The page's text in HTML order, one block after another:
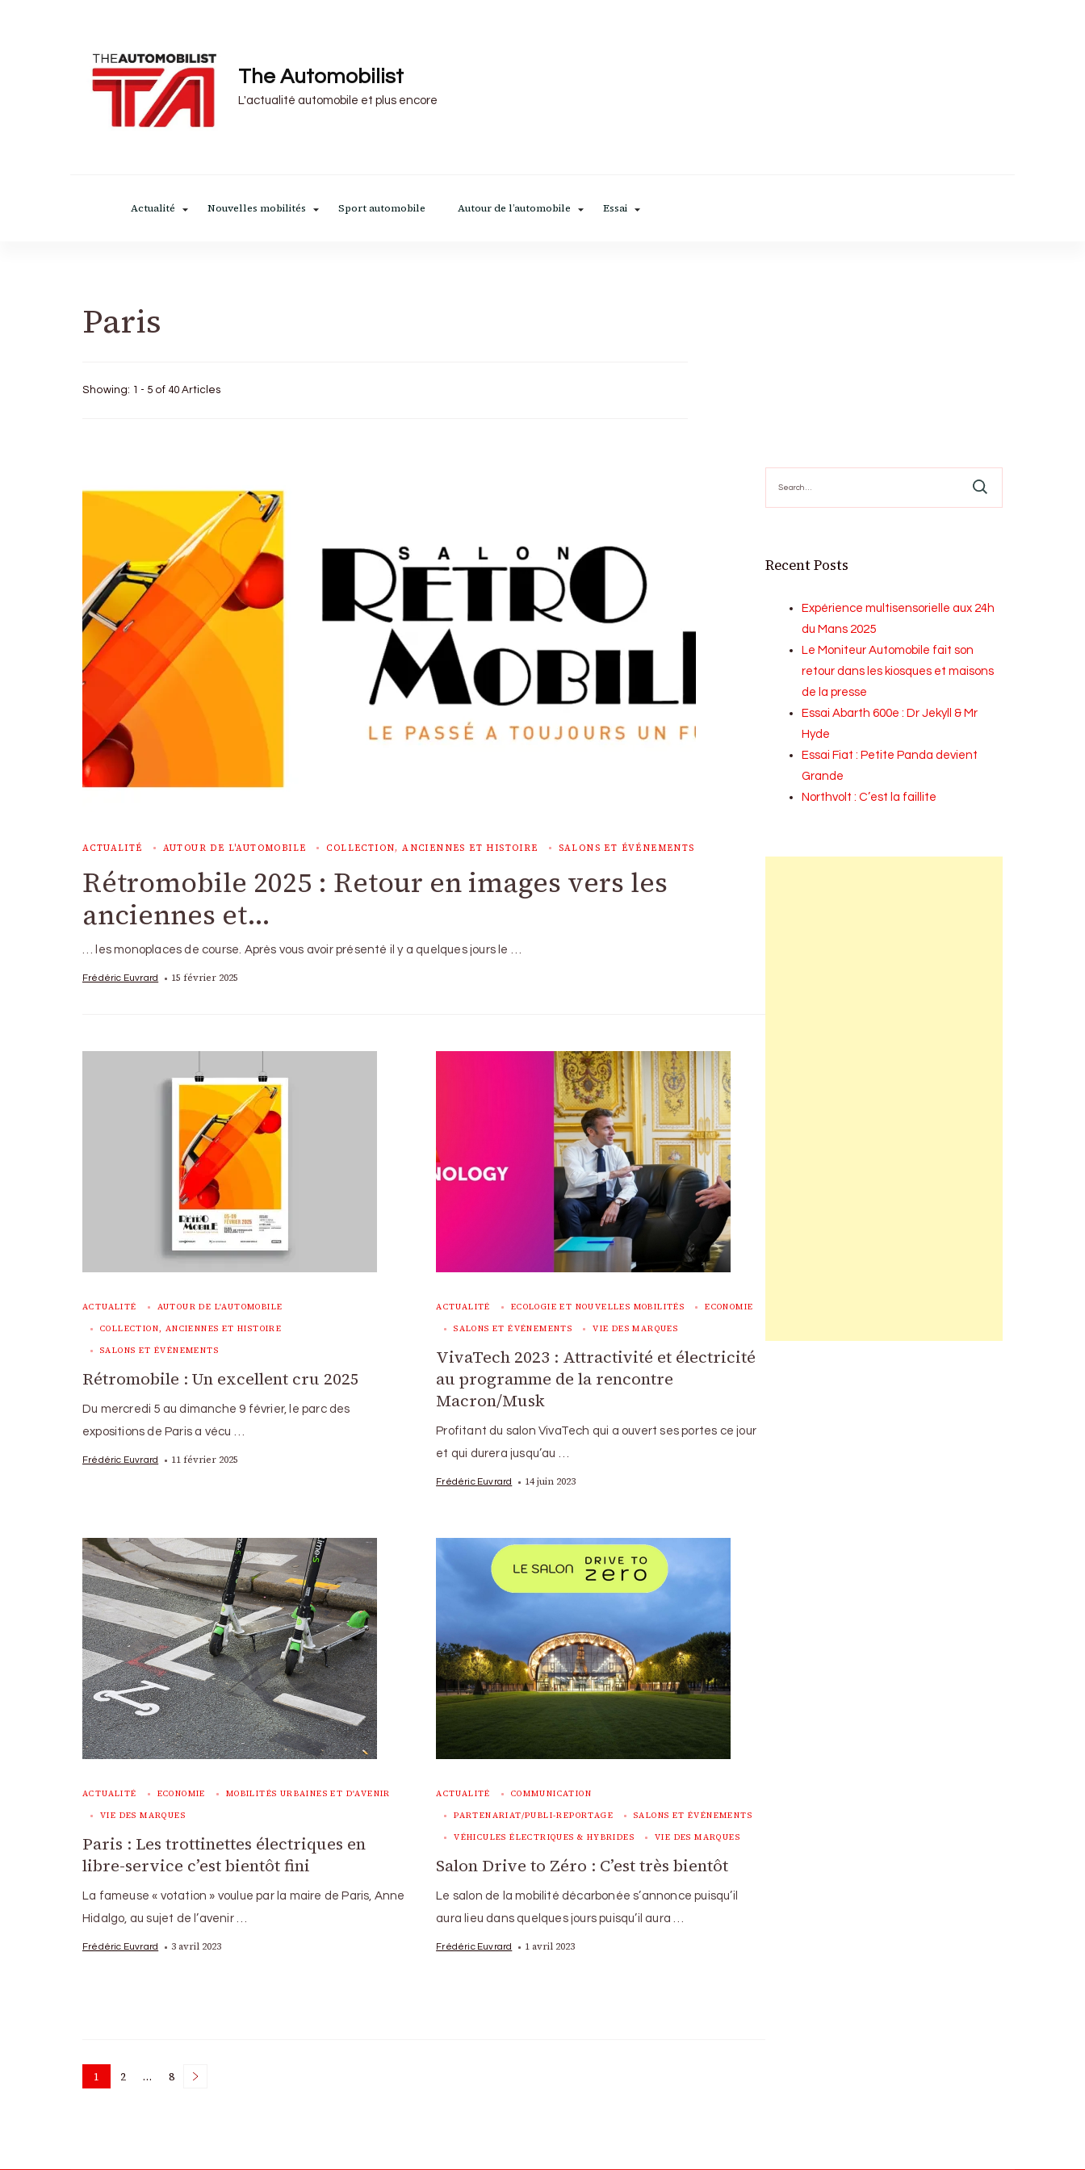
The Automobilist
L'actualité automobile et plus encore
Actualité Nouvelles mobilités Sport automobile Autour de l’automobile Essai
Paris
Showing: 1 - 5 of 40 Articles
ACTUALITÉ AUTOUR DE L'AUTOMOBILE COLLECTION, ANCIENNES ET HISTOIRE SALONS ET ÉVÉNEMENTS
Rétromobile 2025 : Retour en images vers les
anciennes et…
… les monoplaces de course. Après vous avoir présenté il y a quelques jours le …
Frédéric Euvrard 15 février 2025
ACTUALITÉ AUTOUR DE L'AUTOMOBILE
COLLECTION, ANCIENNES ET HISTOIRE
SALONS ET ÉVÉNEMENTS
Rétromobile : Un excellent cru 2025
Du mercredi 5 au dimanche 9 février, le parc des
expositions de Paris a vécu …
Frédéric Euvrard 11 février 2025
ACTUALITÉ ECOLOGIE ET NOUVELLES MOBILITÉS ECONOMIE
SALONS ET ÉVÉNEMENTS VIE DES MARQUES
VivaTech 2023 : Attractivité et électricité
au programme de la rencontre
Macron/Musk
Profitant du salon VivaTech qui a ouvert ses portes ce jour
et qui durera jusqu’au …
Frédéric Euvrard 14 juin 2023
ACTUALITÉ ECONOMIE MOBILITÉS URBAINES ET D'AVENIR
VIE DES MARQUES
Paris : Les trottinettes électriques en
libre-service c’est bientôt fini
La fameuse « votation » voulue par la maire de Paris, Anne
Hidalgo, au sujet de l’avenir …
Frédéric Euvrard 3 avril 2023
ACTUALITÉ COMMUNICATION
PARTENARIAT/PUBLI-REPORTAGE SALONS ET ÉVÉNEMENTS
VÉHICULES ÉLECTRIQUES & HYBRIDES VIE DES MARQUES
Salon Drive to Zéro : C’est très bientôt
Le salon de la mobilité décarbonée s’annonce puisqu’il
aura lieu dans quelques jours puisqu’il aura …
Frédéric Euvrard 1 avril 2023
Posts
Page
1 Page
2 … Page
8
for:
Recent Posts
Expérience multisensorielle aux 24h
du Mans 2025
Le Moniteur Automobile fait son
retour dans les kiosques et maisons
de la presse
Essai Abarth 600e : Dr Jekyll & Mr
Hyde
Essai Fiat : Petite Panda devient
Grande
Northvolt : C’est la faillite